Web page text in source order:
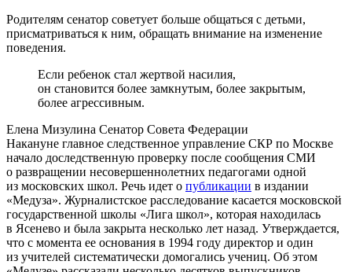
Родителям сенатор советует больше общаться с детьми,
присматриваться к ним, обращать внимание на изменение
поведения.
Если ребенок стал жертвой насилия,
он становится более замкнутым, более закрытым,
более агрессивным.
Елена Мизулина Сенатор Совета Федерации
Накануне главное следственное управление СКР по Москве
начало доследственную проверку после сообщения СМИ
о развращении несовершеннолетних педагогами одной
из московских школ. Речь идет о публикации в издании
«Медуза». Журналистское расследование касается московской
государственной школы «Лига школ», которая находилась
в Ясенево и была закрыта несколько лет назад. Утверждается,
что с момента ее основания в 1994 году директор и один
из учителей систематически домогались учениц. Об этом